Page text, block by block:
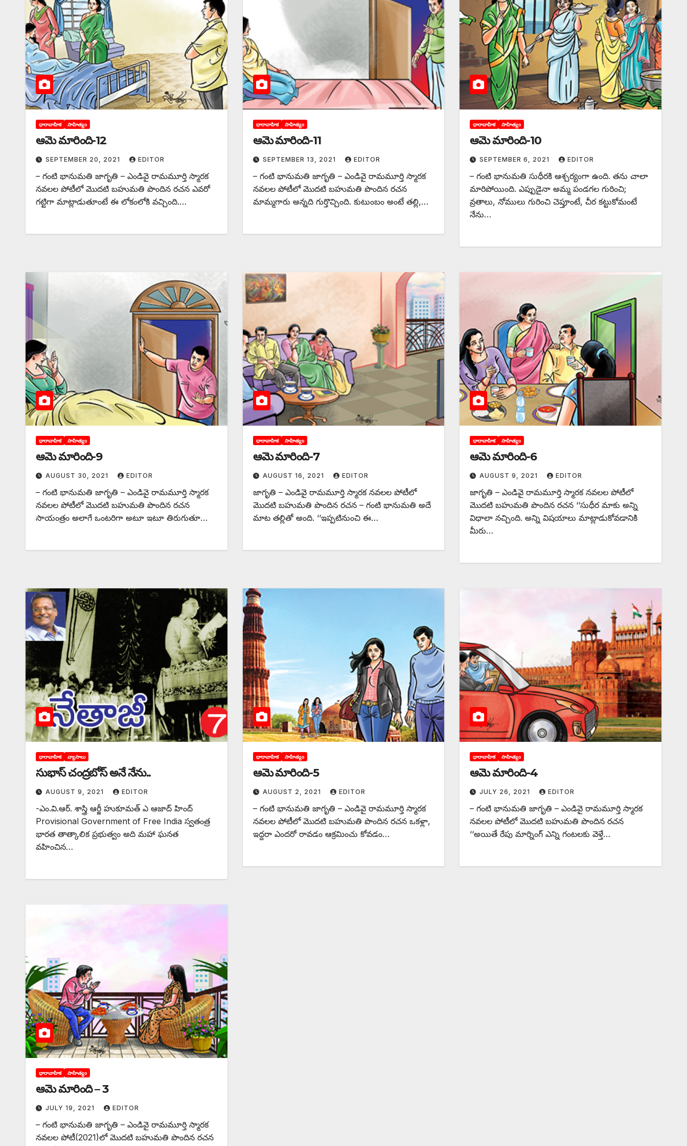
ధారావాహిక సాహిత్యం
ఆమె మారింది-12
SEPTEMBER 20, 2021 EDITOR
– గంటి భానుమతి జాగృతి – ఎండివై రామమూర్తి స్మారక
నవలల పోటీలో మొదటి బహుమతి పొందిన రచన ఎవరో
గట్టిగా మాట్లాడుతూంటే ఈ లోకంలోకి వచ్చింది.…
ధారావాహిక సాహిత్యం
ఆమె మారింది-11
SEPTEMBER 13, 2021 EDITOR
– గంటి భానుమతి జాగృతి – ఎండివై రామమూర్తి స్మారక
నవలల పోటీలో మొదటి బహుమతి పొందిన రచన
మామ్మగారు అన్నది గుర్తొచ్చింది. కుటుంబం అంటే తల్లి,…
ధారావాహిక సాహిత్యం
ఆమె మారింది-10
SEPTEMBER 6, 2021 EDITOR
– గంటి భానుమతి సుధీరకి ఆశ్చర్యంగా ఉంది. తను చాలా
మారిపోయింది. ఎప్పుడైనా అమ్మ పండగల గురించి;
వ్రతాలు, నోములు గురించి చెప్తూంటే, చీర కట్టుకోమంటే
నేను…
ధారావాహిక సాహిత్యం
ఆమె మారింది-9
AUGUST 30, 2021 EDITOR
– గంటి భానుమతి జాగృతి – ఎండివై రామమూర్తి స్మారక
నవలల పోటీలో మొదటి బహుమతి పొందిన రచన
సాయంత్రం అలాగే ఒంటరిగా అటూ ఇటూ తిరుగుతూ…
ధారావాహిక సాహిత్యం
ఆమె మారింది-7
AUGUST 16, 2021 EDITOR
జాగృతి – ఎండివై రామమూర్తి స్మారక నవలల పోటీలో
మొదటి బహుమతి పొందిన రచన – గంటి భానుమతి అదే
మాట తల్లితో అంది. ‘‘ఇప్పటినుంచి ఈ…
ధారావాహిక సాహిత్యం
ఆమె మారింది-6
AUGUST 9, 2021 EDITOR
జాగృతి – ఎండివై రామమూర్తి స్మారక నవలల పోటీలో
మొదటి బహుమతి పొందిన రచన ‘‘సుధీర మాకు అన్ని
విధాలా నచ్చింది. అన్ని విషయాలు మాట్లాడుకోవడానికి
మీరు…
ధారావాహిక వ్యాసాలు
సుభాస్‌ ‌చంద్రబోస్‌ అనే నేను..
AUGUST 9, 2021 EDITOR
-ఎం.వి.ఆర్‌. ‌శాస్త్రి ఆర్జీ హుకూమత్‌ ఎ ఆజాద్‌ ‌హింద్‌
Provisional Government of Free India స్వతంత్ర
భారత తాత్కాలిక ప్రభుత్వం అది మహా ఘనత
వహించిన…
ధారావాహిక సాహిత్యం
ఆమె మారింది-5
AUGUST 2, 2021 EDITOR
– ‌గంటి భానుమతి జాగృతి – ఎండివై రామమూర్తి స్మారక
నవలల పోటీలో మొదటి బహుమతి పొందిన రచన ఒకళ్లా,
ఇద్దరా ఎందరో రావడం ఆక్రమించు కోవడం…
ధారావాహిక సాహిత్యం
ఆమె మారింది-4
JULY 26, 2021 EDITOR
– గంటి భానుమతి జాగృతి – ఎండివై రామమూర్తి స్మారక
నవలల పోటీలో మొదటి బహుమతి పొందిన రచన
‘‘అయితే రేపు మార్నింగ్‌ ఎన్ని గంటలకు వెళ్తే…
ధారావాహిక సాహిత్యం
ఆమె మారింది – 3
JULY 19, 2021 EDITOR
– గంటి భానుమతి జాగృతి – ఎండివై రామమూర్తి స్మారక
నవలల పోటీ(2021)లో మొదటి బహుమతి పొందిన రచన